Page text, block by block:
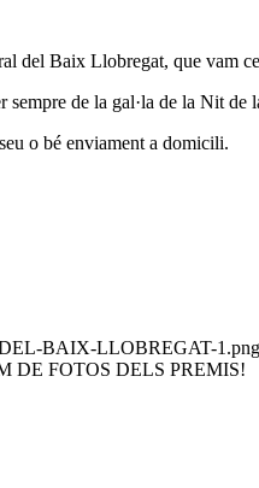
del Baix Llobregat, que vam
de la gal·la de la Nit
o bé enviament a domicili.
BAIX-LLOBREGAT-1.png
DE FOTOS DELS PREMIS!